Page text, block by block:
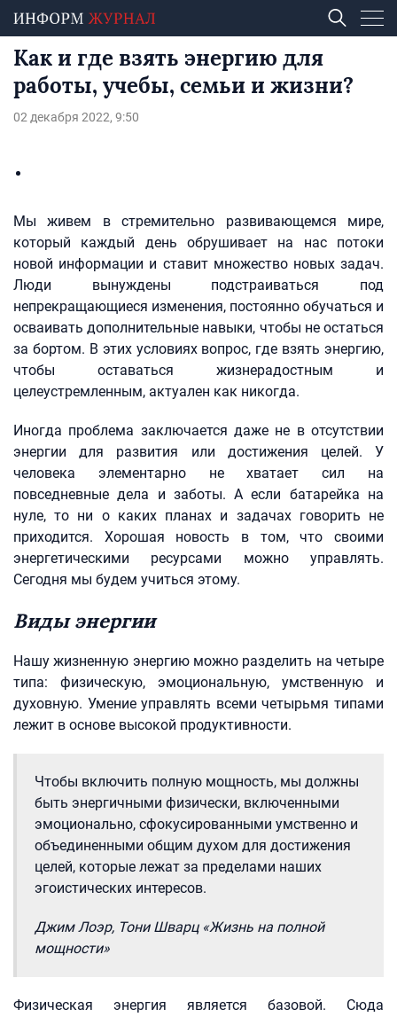
Как и где взять энергию для
работы, учебы, семьи и жизни?
02 декабря 2022, 9:50
Мы живем в стремительно развивающемся мире,
который каждый день обрушивает на нас потоки
новой информации и ставит множество новых задач.
Люди вынуждены подстраиваться под
непрекращающиеся изменения, постоянно обучаться и
осваивать дополнительные навыки, чтобы не остаться
за бортом. В этих условиях вопрос, где взять энергию,
чтобы оставаться жизнерадостным и
целеустремленным, актуален как никогда.
Иногда проблема заключается даже не в отсутствии
энергии для развития или достижения целей. У
человека элементарно не хватает сил на
повседневные дела и заботы. А если батарейка на
нуле, то ни о каких планах и задачах говорить не
приходится. Хорошая новость в том, что своими
энергетическими ресурсами можно управлять.
Сегодня мы будем учиться этому.
Виды энергии
Нашу жизненную энергию можно разделить на четыре
типа: физическую, эмоциональную, умственную и
духовную. Умение управлять всеми четырьмя типами
лежит в основе высокой продуктивности.
Чтобы включить полную мощность, мы должны
быть энергичными физически, включенными
эмоционально, сфокусированными умственно и
объединенными общим духом для достижения
целей, которые лежат за пределами наших
эгоистических интересов.
Джим Лоэр, Тони Шварц «Жизнь на полной
мощности»
Физическая энергия является базовой. Сюда